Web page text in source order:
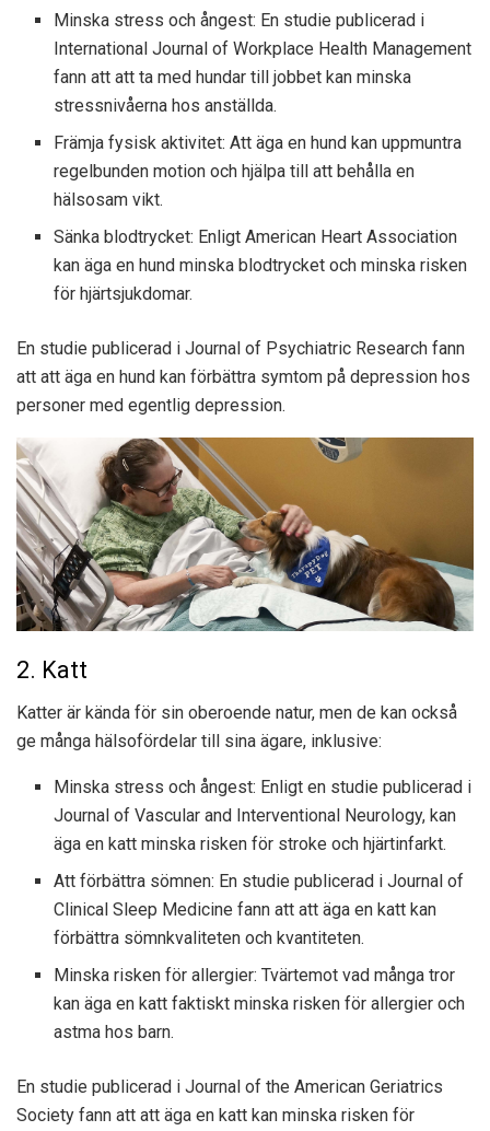
Minska stress och ångest: En studie publicerad i
International Journal of Workplace Health Management
fann att att ta med hundar till jobbet kan minska
stressnivåerna hos anställda.
Främja fysisk aktivitet: Att äga en hund kan uppmuntra
regelbunden motion och hjälpa till att behålla en
hälsosam vikt.
Sänka blodtrycket: Enligt American Heart Association
kan äga en hund minska blodtrycket och minska risken
för hjärtsjukdomar.
En studie publicerad i Journal of Psychiatric Research fann
att att äga en hund kan förbättra symtom på depression hos
personer med egentlig depression.
2. Katt
Katter är kända för sin oberoende natur, men de kan också
ge många hälsofördelar till sina ägare, inklusive:
Minska stress och ångest: Enligt en studie publicerad i
Journal of Vascular and Interventional Neurology, kan
äga en katt minska risken för stroke och hjärtinfarkt.
Att förbättra sömnen: En studie publicerad i Journal of
Clinical Sleep Medicine fann att att äga en katt kan
förbättra sömnkvaliteten och kvantiteten.
Minska risken för allergier: Tvärtemot vad många tror
kan äga en katt faktiskt minska risken för allergier och
astma hos barn.
En studie publicerad i Journal of the American Geriatrics
Society fann att att äga en katt kan minska risken för